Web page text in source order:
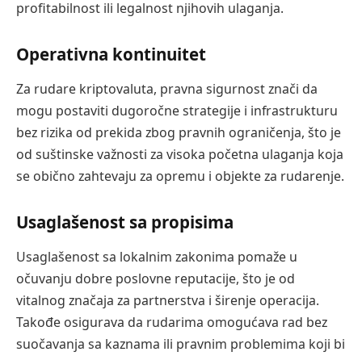
profitabilnost ili legalnost njihovih ulaganja.
Operativna kontinuitet
Za rudare kriptovaluta, pravna sigurnost znači da
mogu postaviti dugoročne strategije i infrastrukturu
bez rizika od prekida zbog pravnih ograničenja, što je
od suštinske važnosti za visoka početna ulaganja koja
se obično zahtevaju za opremu i objekte za rudarenje.
Usaglašenost sa propisima
Usaglašenost sa lokalnim zakonima pomaže u
očuvanju dobre poslovne reputacije, što je od
vitalnog značaja za partnerstva i širenje operacija.
Takođe osigurava da rudarima omogućava rad bez
suočavanja sa kaznama ili pravnim problemima koji bi